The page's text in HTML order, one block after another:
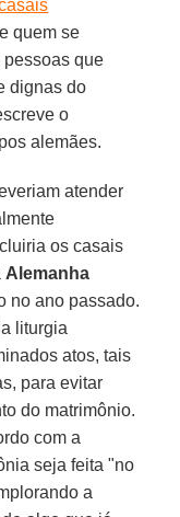
quem se
pessoas que
dignas do
o
alemães.
atender
os casais
Alemanha
no ano passado.
liturgia
atos, tais
para evitar
do matrimônio.
com a
seja feita "no
a